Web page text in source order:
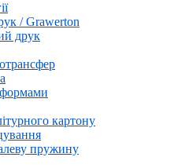
/ Grawerton
друк
картону
пружину